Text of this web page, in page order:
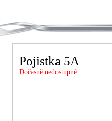
Pojistka 5A
Dočasně nedostupné